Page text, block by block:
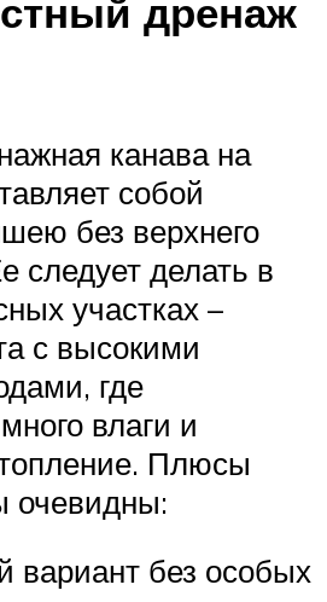
дренаж
канава на
собой
без верхнего
следует делать в
участках –
с высокими
где
влаги и
Плюсы
очевидны:
вариант без особых